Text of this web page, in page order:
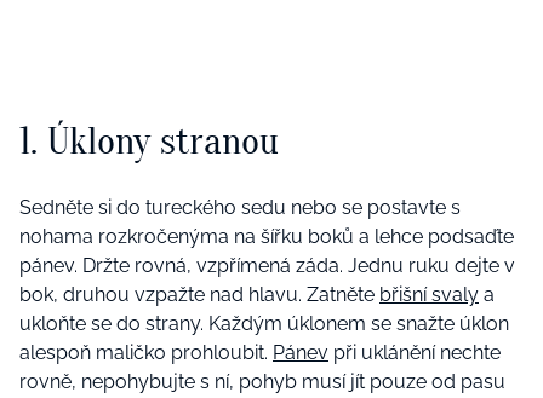
1. Úklony stranou
Sedněte si do tureckého sedu nebo se postavte s
nohama rozkročenýma na šířku boků a lehce podsaďte
pánev. Držte rovná, vzpřímená záda. Jednu ruku dejte v
bok, druhou vzpažte nad hlavu. Zatněte břišní svaly a
ukloňte se do strany. Každým úklonem se snažte úklon
alespoň maličko prohloubit. Pánev při uklánění nechte
rovně, nepohybujte s ní, pohyb musí jít pouze od pasu